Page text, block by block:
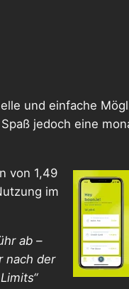
und einfache
jedoch eine
von 1,49
im
ab –
nach der